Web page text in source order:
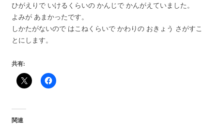
ひがえりで いけるくらいの かんじで かんがえていました。
よみが あまかったです。
しかたがないので はこねくらいで かわりの おきょう さがすこ
とにします。
共有:
関連